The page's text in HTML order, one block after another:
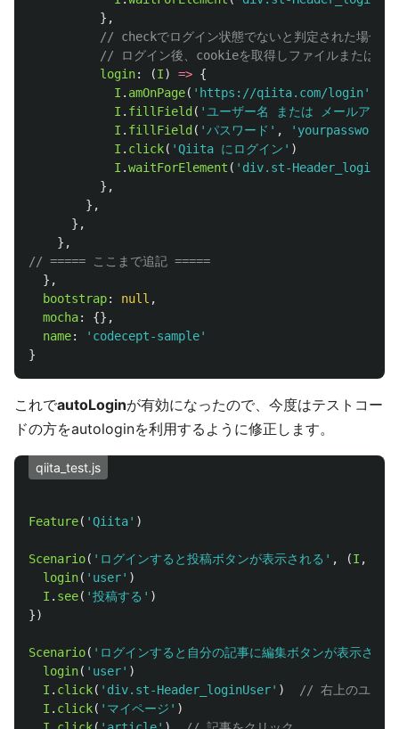
},
// checkでログイン状態でないと判定された場合は
// ログイン後、cookieを取得しファイルまたはメ
login: (I) => {
I . amOnPage( ' https://qiita.com/login'
I . fillField ( ' ユーザー名 または メールアドレ
I . fillField ( 'パスワード ' , ' yourpassword
I . click( 'Qiita にログイン ' )
I .waitForElement ( ' div.st-
},
},
},
},
// ===== ここまで追記 =====
},
bootstrap: null ,
mocha:
{},
name: ' codecept-sample'
}
これでautoLoginが有効になったので、今度はテストコー
ドの方をautologinを利用するように修正します。
qiita_test.js
Feature( 'Qiita' )
Scenario( ' ログインすると投稿ボタンが表示される ' , (I ,
login( ' user' )
I . see( '投稿する ' )
})
Scenario( ' ログインすると自分の記事に編集ボタンが表示される
login( ' user' )
I . click( ' div.st-Header_loginUser' )
// 右上のユーザ
I . click( ' マイページ ' )